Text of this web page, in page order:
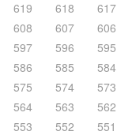
619 618
617
608 607
606
597 596
595
586 585
584
575 574
573
564 563
562
553 552
551